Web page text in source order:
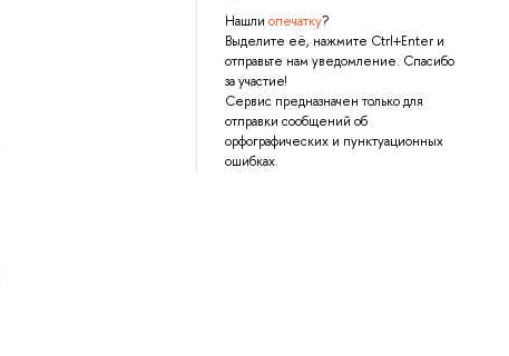
Нашли опечатку?
Выделите её, нажмите Ctrl+Enter и
отправьте нам уведомление. Спасибо
за участие!
Сервис предназначен только для
отправки сообщений об
орфографических и пунктуационных
ошибках.